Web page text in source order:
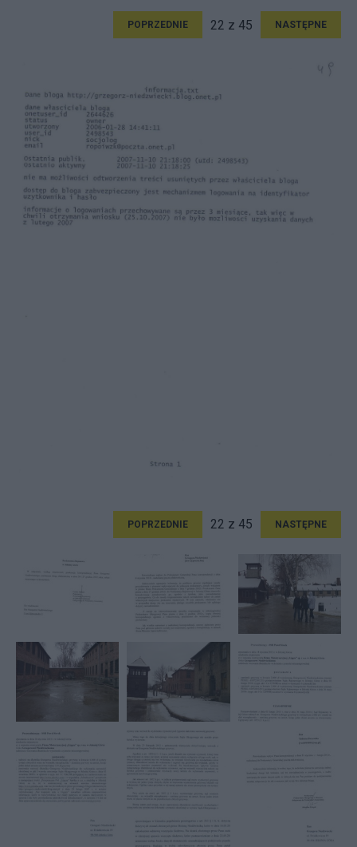
POPRZEDNIE 22 z 45 NASTĘPNE
POPRZEDNIE 22 z 45 NASTĘPNE